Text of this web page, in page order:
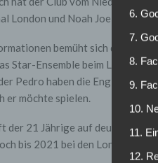
London und Noah Joel
bemüht sich die
Star-Ensemble beim
Pedro haben die Engländer
er möchte spielen.
der 21 Jährige auf deutlich
bis 2021 bei den Londonern
6.
7.
8.
9.
10.
11.
12.